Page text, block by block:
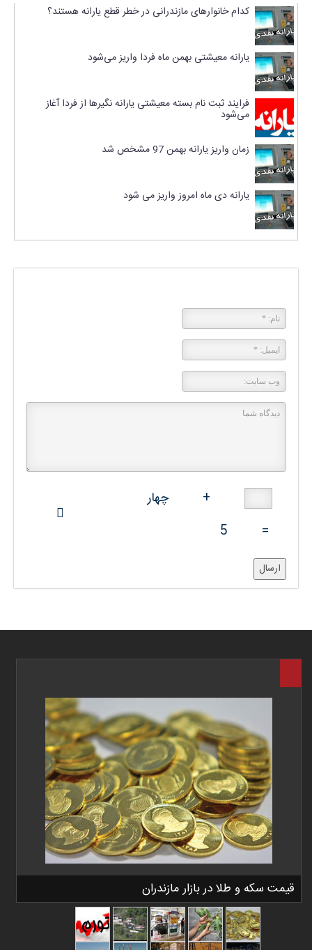
کدام خانوارهای مازندرانی در خطر قطع یارانه هستند؟
یارانه معیشتی بهمن ماه فردا واریز می‌شود
فرایند ثبت نام بسته معیشتی یارانه نگیرها از فردا آغاز
می‌شود
زمان واریز یارانه بهمن 97 مشخص شد
یارانه دی ماه امروز واریز می شود
+
چهار
=
5
ارسال
قیمت سکه و طلا در بازار مازندران